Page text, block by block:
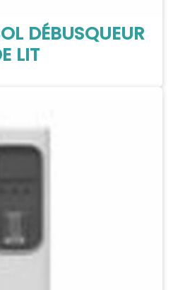
DÉBUSQUEUR
LIT